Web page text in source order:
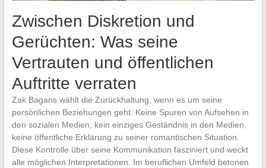
Zwischen Diskretion und
Gerüchten: Was seine
Vertrauten und öffentlichen
Auftritte verraten
Zak Bagans wählt die Zurückhaltung, wenn es um seine
persönlichen Beziehungen geht. Keine Spuren von Aufsehen in
den sozialen Medien, kein einziges Geständnis in den Medien,
keine öffentliche Erklärung zu seiner romantischen Situation.
Diese Kontrolle über seine Kommunikation fasziniert und weckt
alle möglichen Interpretationen. Im beruflichen Umfeld betonen